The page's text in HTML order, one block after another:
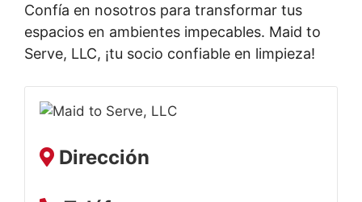
Confía en nosotros para transformar tus
espacios en ambientes impecables. Maid to
Serve, LLC, ¡tu socio confiable en limpieza!
Dirección